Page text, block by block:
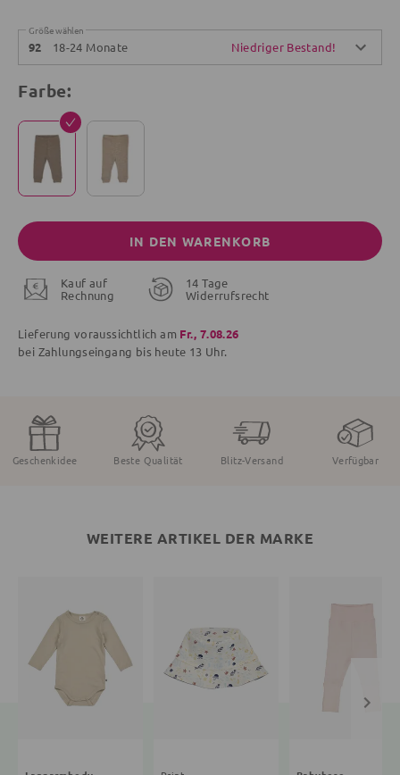
Größe wählen
92 18-24 Monate Niedriger Bestand!
Farbe:
IN DEN WARENKORB
Kauf auf
Rechnung
14 Tage
Widerrufsrecht
Lieferung voraussichtlich am Fr., 7.08.26
bei Zahlungseingang bis heute 13 Uhr.
Geschenkidee Beste Qualität Blitz-Versand Verfügbar
WEITERE ARTIKEL DER MARKE